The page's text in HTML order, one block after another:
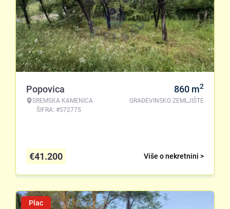
Popovica
SREMSKA KAMENICA
ŠIFRA: #572775
860 m2
GRAĐEVINSKO ZEMLJIŠTE
Više o nekretnini >
€41.200
Plac